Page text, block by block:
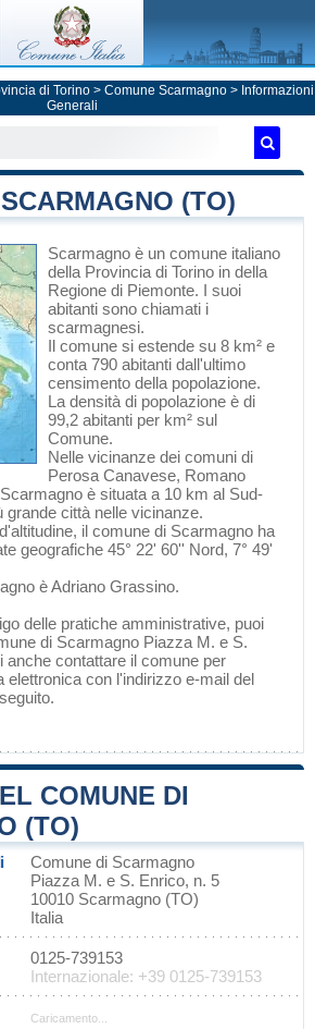
di Torino> Comune Scarmagno> Informazioni
Generali
(TO)
Scarmagno è un comune italiano
della Provincia di Torino in della
Regione di Piemonte. I suoi
abitanti sono chiamati i
scarmagnesi.
Il comune si estende su 8 km² e
conta 790 abitanti dall'ultimo
censimento della popolazione.
La densità di popolazione è di
99,2 abitanti per km² sul
Comune.
Nelle vicinanze dei comuni di
Perosa Canavese, Romano
è situata a 10 km al Sud-
grande città nelle vicinanze.
il comune di Scarmagno ha
geografiche 45° 22' 60'' Nord, 7° 49'
è Adriano Grassino.
delle pratiche amministrative, puoi
di Scarmagno Piazza M. e S.
anche contattare il comune per
elettronica con l'indirizzo e-mail del
COMUNE DI
(TO)
Comune di Scarmagno
Piazza M. e S. Enrico, n. 5
10010 Scarmagno (TO)
Italia
0125-739153
Internazionale: +39 0125-739153
Caricamento...